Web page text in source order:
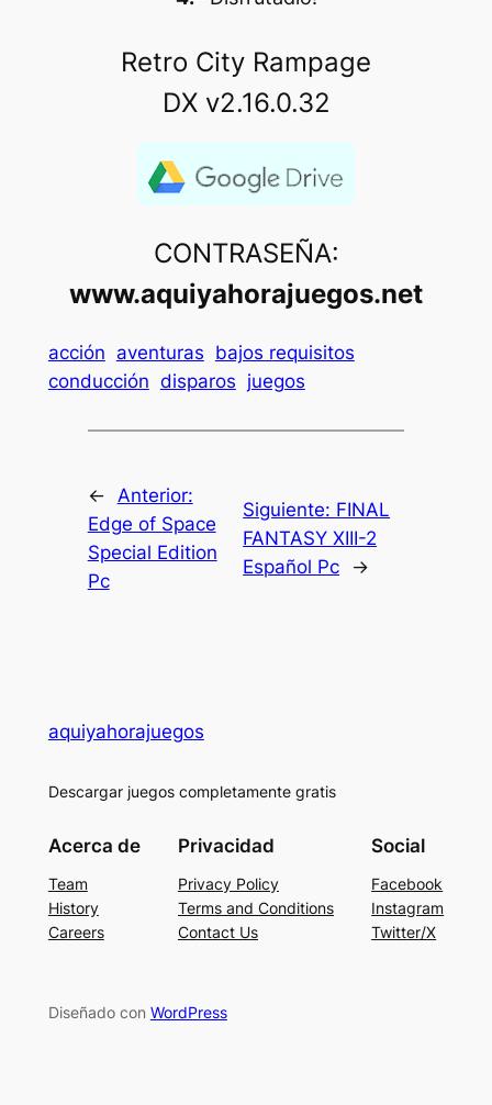
Retro City Rampage
DX v2.16.0.32
CONTRASEÑA:
www.aquiyahorajuegos.net
acción aventuras bajos requisitos
conducción disparos juegos
← Anterior:
Edge of Space
Special Edition
Pc
Siguiente: FINAL
FANTASY XIII-2
Español Pc
→
aquiyahorajuegos
Descargar juegos completamente gratis
Acerca de
Team
History
Careers
Privacidad
Privacy Policy
Terms and Conditions
Contact Us
Social
Facebook
Instagram
Twitter/X
Diseñado con WordPress